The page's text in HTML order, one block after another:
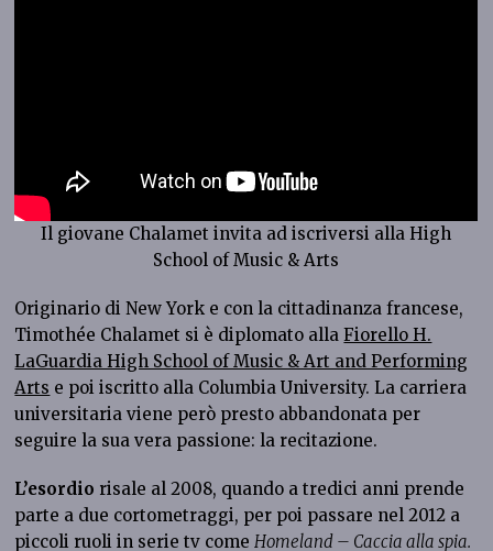
Il giovane Chalamet invita ad iscriversi alla High
School of Music & Arts
Originario di New York e con la cittadinanza francese,
Timothée Chalamet si è diplomato allaFiorello H.
LaGuardia High School of Music & Art and Performing
Arts e poi iscritto alla Columbia University. La carriera
universitaria viene però presto abbandonata per
seguire la sua vera passione: la recitazione.
L’esordio risale al 2008, quando a tredici anni prende
parte a due cortometraggi, per poi passare nel 2012 a
piccoli ruoli in serie tv comeHomeland – Caccia alla spia.